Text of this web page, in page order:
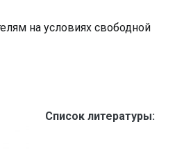
на условиях свободной
Список литературы: